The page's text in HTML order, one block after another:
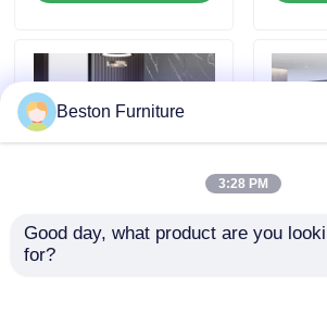
Nachrichten
Blog
2 Meter 50 mm
Beston Furniture
3:28 PM
Good day, what product are you
for?